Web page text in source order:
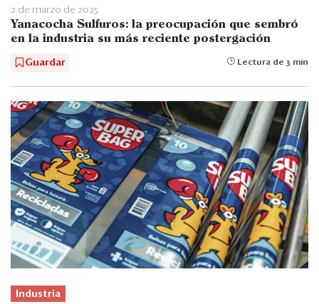
2 de marzo de 2025
Yanacocha Sulfuros: la preocupación que sembró
en la industria su más reciente postergación
Guardar Lectura de 3 min
Industria